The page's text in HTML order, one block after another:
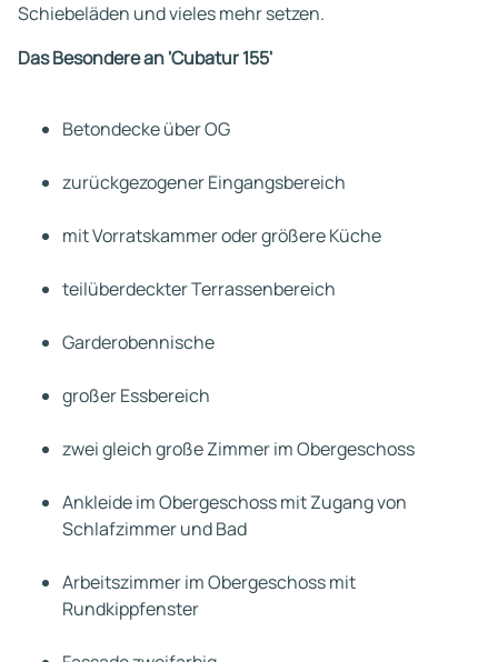
Schiebeläden und vieles mehr setzen.
Das Besondere an 'Cubatur 155'
Betondecke über OG
zurückgezogener Eingangsbereich
mit Vorratskammer oder größere Küche
teilüberdeckter Terrassenbereich
Garderobennische
großer Essbereich
zwei gleich große Zimmer im Obergeschoss
Ankleide im Obergeschoss mit Zugang von
Schlafzimmer und Bad
Arbeitszimmer im Obergeschoss mit
Rundkippfenster